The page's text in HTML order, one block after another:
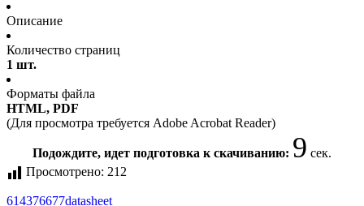
Описание
Количество страниц
1 шт.
Форматы файла
HTML, PDF
(Для просмотра требуется Adobe Acrobat Reader)
Подождите, идет подготовка к скачиванию: 9 сек.
Просмотрено: 212
614376677datasheet